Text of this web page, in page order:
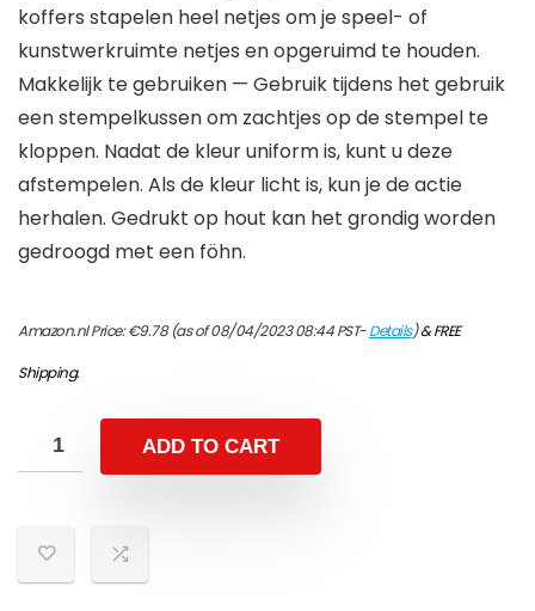
koffers stapelen heel netjes om je speel- of
kunstwerkruimte netjes en opgeruimd te houden.
Makkelijk te gebruiken — Gebruik tijdens het gebruik
een stempelkussen om zachtjes op de stempel te
kloppen. Nadat de kleur uniform is, kunt u deze
afstempelen. Als de kleur licht is, kun je de actie
herhalen. Gedrukt op hout kan het grondig worden
gedroogd met een föhn.
Amazon.nl Price:€9.78(as of 08/04/2023 08:44 PST-Details)&FREE
Shipping.
ADD TO CART